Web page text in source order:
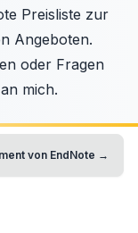
Preisliste zur
Angeboten.
oder Fragen
mich.
von EndNote →